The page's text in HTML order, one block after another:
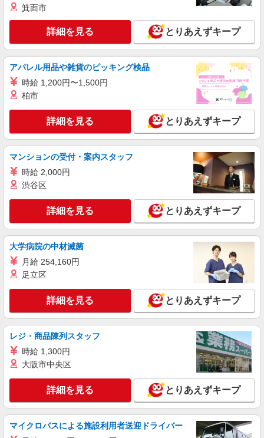
246,400円 （日勤シフト10時〜19時 週5日勤務の
場合） 時給1,400円×8h×22日勤務
崎・横浜・相模原など）に多数派遣先有
キープ 詳細を見る
派遣社員
LAPI-Staff株式会社 本社/軽作業窓口
アニメグッズやお菓子等の仕分け、梱包
時給1,800円以上（深夜手当含む）＋交通費全
額支給 ◆月収例 316,800円 （夜勤シフト 21時〜
翌6時 週5日勤務の場合） 時給1,800円×8h×22日勤
務
東京都江東区 ★上記以外にも神奈川県内（川
崎・横浜・相模原など）に多数派遣先有
キープ 詳細を見る
LAPI-Staff株式会社 本社/軽作業窓口
プレゼントの仕分け作業など
時給1,800円以上（深夜手当含む）＋交通費全
額支給 ◆月収例 316,800円 （夜勤シフト 21時〜
翌6時 週5日勤務の場合） 時給1,800円×8h×22日勤
東京都江東区 ★上記以外にも神奈川県内（川
崎・横浜・相模原など）に多数派遣先有
キープ 詳細を見る
派遣社員
LAPI-Staff株式会社 本社/軽作業窓口
時給1,800円以上（深夜手当含む）＋交通費全
額支給 ◆月収例 316,800円 （夜勤シフト 21時〜
翌6時 週5日勤務の場合） 時給1,800円×8h×22日勤
務
東京都江東区 ★上記以外にも神奈川県内（川
崎・横浜・相模原など）に多数派遣先有
箕面市
詳細を見る とりあえずキープ
アパレル用品や雑貨のピッキング検品
時給 1,200円〜1,500円
柏市
詳細を見る とりあえずキープ
マンションの受付・案内スタッフ
時給 2,000円
渋谷区
詳細を見る とりあえずキープ
大学病院の中材滅菌
月給 254,160円
足立区
詳細を見る とりあえずキープ
レジ・商品陳列スタッフ
時給 1,300円
大阪市中央区
詳細を見る とりあえずキープ
マイクロバスによる施設利用者送迎ドライバー